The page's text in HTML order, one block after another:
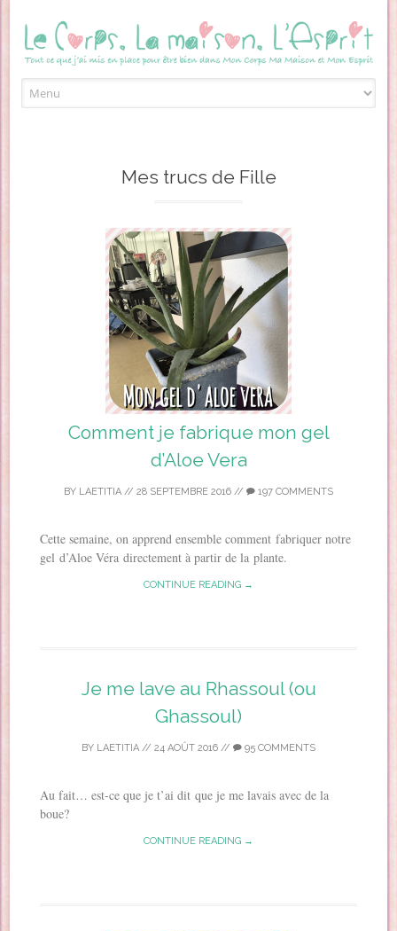
Mes trucs de Fille
Comment je fabrique mon gel
d’Aloe Vera
BY LAETITIA // 28 SEPTEMBRE 2016 // 197 COMMENTS
Cette semaine, on apprend ensemble comment fabriquer notre
gel d’Aloe Véra directement à partir de la plante.
CONTINUE READING →
Je me lave au Rhassoul (ou
Ghassoul)
BY LAETITIA // 24 AOÛT 2016 // 95 COMMENTS
Au fait… est-ce que je t’ai dit que je me lavais avec de la
boue?
CONTINUE READING →